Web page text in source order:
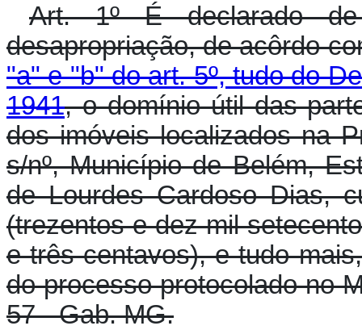
Art. 1º É declarado
desapropriação, de acôrdo
"a" e "b" do art. 5º, tudo do
1941, o domínio útil das
dos imóveis localizados na
s/nº, Município de Belém,
de Lourdes Cardoso Dias,
(trezentos e dez mil
e três centavos), e tudo
do processo protocolado no
57 - Gab. MG.